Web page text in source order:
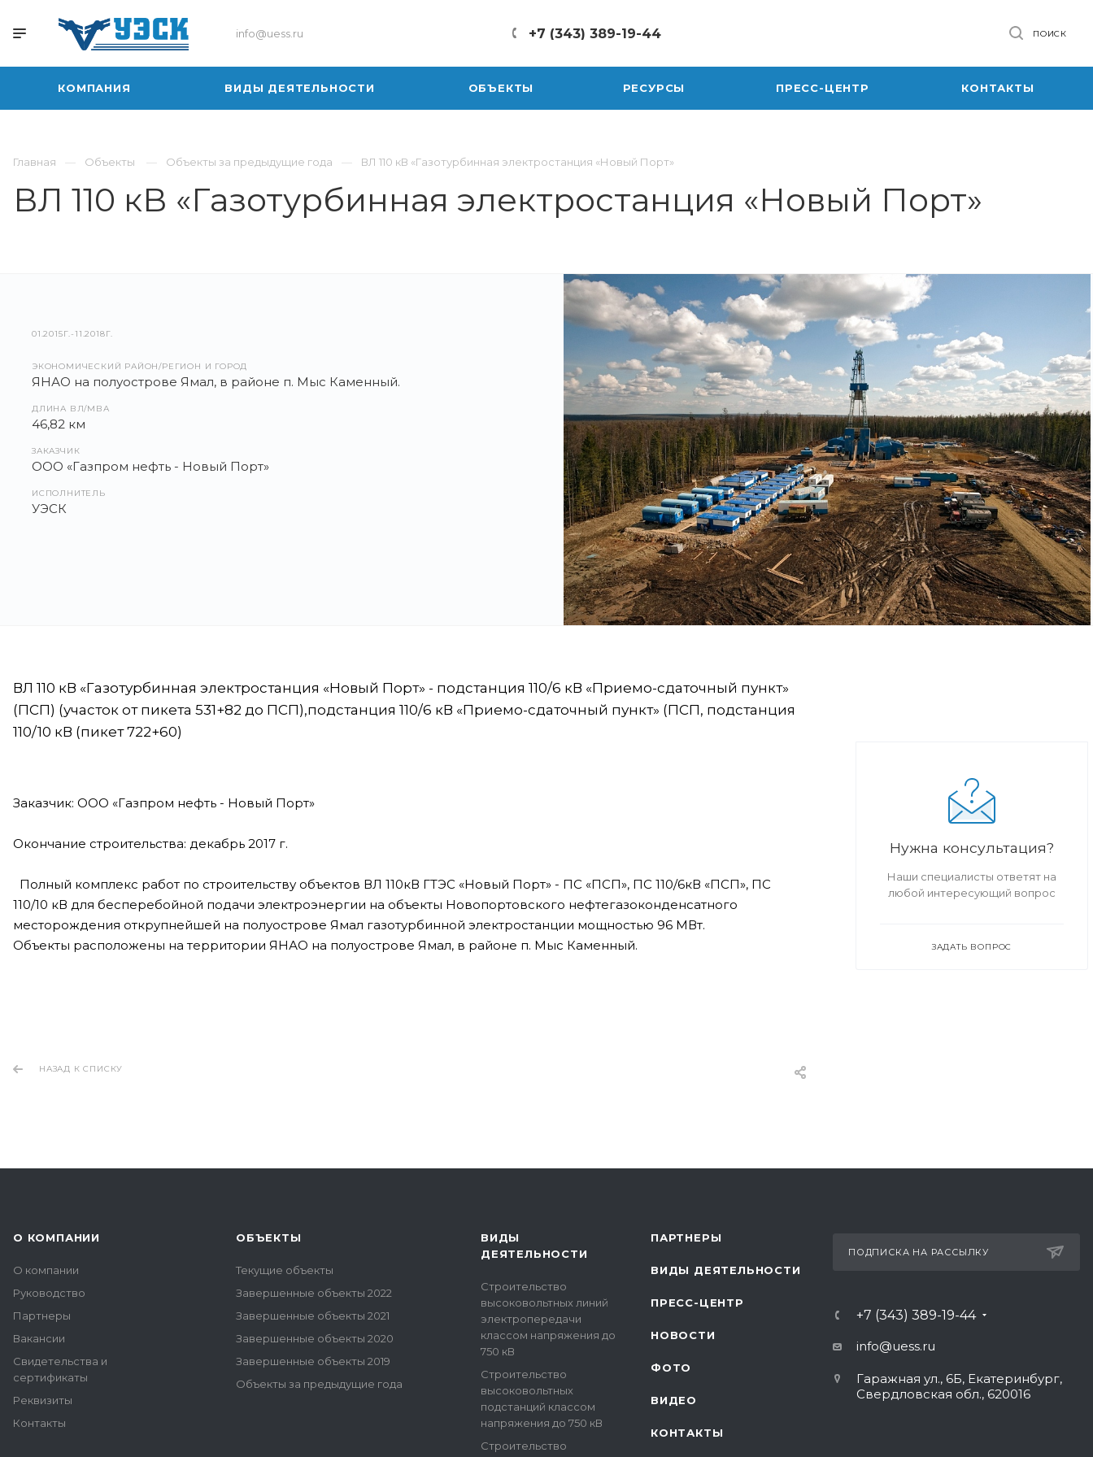
info@uess.ru +7 (343) 389-19-44 ПОИСК
КОМПАНИЯ ВИДЫ ДЕЯТЕЛЬНОСТИ ОБЪЕКТЫ РЕСУРСЫ ПРЕСС-ЦЕНТР КОНТАКТЫ
Главная Объекты Объекты за предыдущие года ВЛ 110 кВ «Газотурбинная электростанция «Новый Порт»
ВЛ 110 кВ «Газотурбинная электростанция «Новый Порт»
01.2015Г.-11.2018Г.
ЭКОНОМИЧЕСКИЙ РАЙОН/РЕГИОН И ГОРОД
ЯНАО на полуострове Ямал, в районе п. Мыс Каменный.
ДЛИНА ВЛ/МВА
46,82 км
ЗАКАЗЧИК
ООО «Газпром нефть - Новый Порт»
ИСПОЛНИТЕЛЬ
УЭСК
ВЛ 110 кВ «Газотурбинная электростанция «Новый Порт» - подстанция 110/6 кВ «Приемо-сдаточный пункт»
(ПСП) (участок от пикета 531+82 до ПСП),подстанция 110/6 кВ «Приемо-сдаточный пункт» (ПСП, подстанция
110/10 кВ (пикет 722+60)
Заказчик: ООО «Газпром нефть - Новый Порт»
Окончание строительства: декабрь 2017 г.
Полный комплекс работ по строительству объектов ВЛ 110кВ ГТЭС «Новый Порт» - ПС «ПСП», ПС 110/6кВ «ПСП», ПС
110/10 кВ для бесперебойной подачи электроэнергии на объекты Новопортовского нефтегазоконденсатного
месторождения открупнейшей на полуострове Ямал газотурбинной электростанции мощностью 96 МВт.
Объекты расположены на территории ЯНАО на полуострове Ямал, в районе п. Мыс Каменный.
Нужна консультация?
Наши специалисты ответят на
любой интересующий вопрос
ЗАДАТЬ ВОПРОС
НАЗАД К СПИСКУ
О КОМПАНИИ
О компании
Руководство
Партнеры
Вакансии
Свидетельства и
сертификаты
Реквизиты
Контакты
ОБЪЕКТЫ
Текущие объекты
Завершенные объекты 2022
Завершенные объекты 2021
Завершенные объекты 2020
Завершенные объекты 2019
Объекты за предыдущие года
ВИДЫ
ДЕЯТЕЛЬНОСТИ
Строительство
высоковольтных линий
электропередачи
классом напряжения до
750 кВ
Строительство
высоковольтных
подстанций классом
напряжения до 750 кВ
Строительство
ПАРТНЕРЫ
ВИДЫ ДЕЯТЕЛЬНОСТИ
ПРЕСС-ЦЕНТР
НОВОСТИ
ФОТО
ВИДЕО
КОНТАКТЫ
ПОДПИСКА НА РАССЫЛКУ
+7 (343) 389-19-44
info@uess.ru
Гаражная ул., 6Б, Екатеринбург,
Свердловская обл., 620016